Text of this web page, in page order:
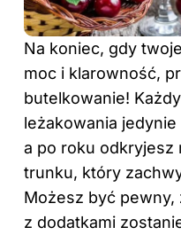
Na koniec, gdy
moc i klarowność,
butelkowanie!
leżakowania
a po roku odkryjesz
trunku, który
Możesz być
z dodatkami